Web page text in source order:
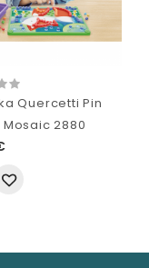
Quercetti Pin
2880